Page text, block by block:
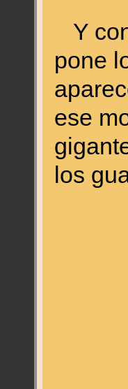
Y
pone
ese
los